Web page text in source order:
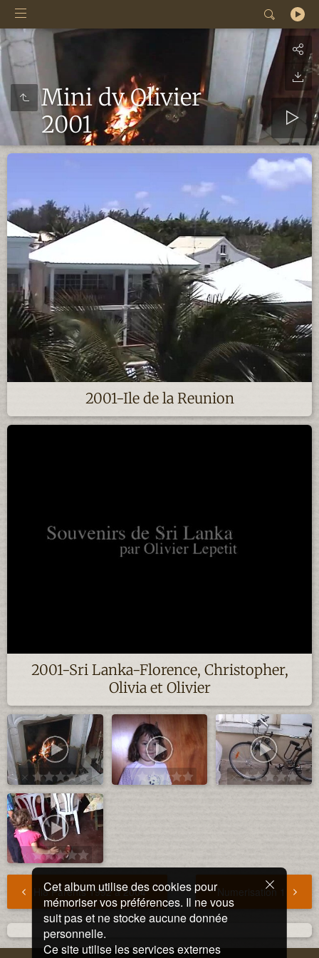
Mini dv Olivier
2001
2001-Ile de la Reunion
2001-Sri Lanka-Florence, Christopher,
Olivia et Olivier
Hi8 Parents 1992 a 2004 Numerisation 1
Cet album utilise des cookies pour
mémoriser vos préférences. Il ne vous
suit pas et ne stocke aucune donnée
personnelle.
Ce site utilise les services externes